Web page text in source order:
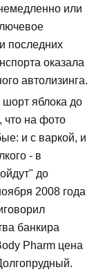
или
последних
оказала
автолизинга.
яблока до
что на фото
и с варкой, и
- в
до
2008 года
банкира
Pharm цена